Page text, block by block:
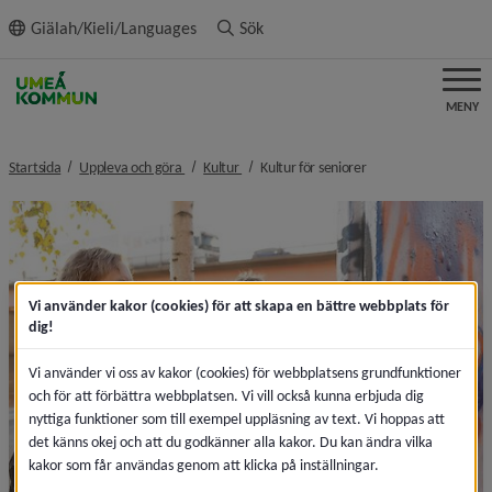
innehållet
Giälah/Kieli/Languages Sök
MENY
Startsida Uppleva och göra nivå i brödsmulenavigeringen
Kultur nivå i brödsmulenavigeringen
Kultur för seniorernivå i
Vi använder kakor (cookies) för att skapa en bättre webbplats för
dig!
Vi använder vi oss av kakor (cookies) för webbplatsens grundfunktioner
och för att förbättra webbplatsen. Vi vill också kunna erbjuda dig
nyttiga funktioner som till exempel uppläsning av text. Vi hoppas att
det känns okej och att du godkänner alla kakor. Du kan ändra vilka
kakor som får användas genom att klicka på inställningar.